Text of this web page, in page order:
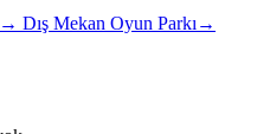
→ Dış Mekan Oyun Parkı →